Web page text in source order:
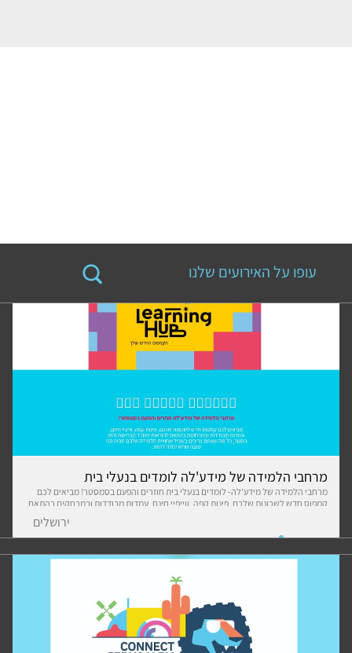
עופו על האירועים שלנו
מרחבי הלמידה של מידע'לה לומדים בנעלי בית
מרחבי הלמידה של מידע'לה- לומדים בנעלי בית חוזרים והפעם בסמסטר! מביאים לכם
קמפוס חדש לשכונות שלכם. פינות קפה, ווייפיי חינם, עמדות מבודדות ובמרחקים בהתאם
להוראות משרד הבריאות ולו הסגול, כל מה שאתם צריכים בשביל שחוויית הלמידה שלכם
ירושלים